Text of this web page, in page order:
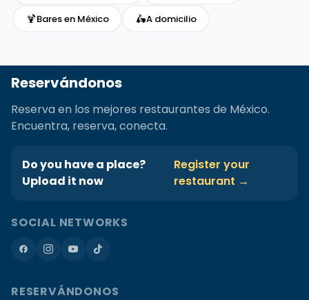
🍹Bares en México 🛵A domicilio
Reservándonos
Reserva en los mejores restaurantes de México.
Encuentra, reserva, conecta.
Do you have a place?
Upload it now
Register your
restaurant →
SOCIAL NETWORKS
RESERVÁNDONOS